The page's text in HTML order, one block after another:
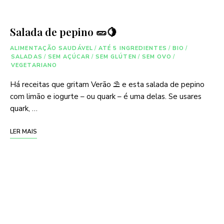
Salada de pepino 🥒🍋
ALIMENTAÇÃO SAUDÁVEL / ATÉ 5 INGREDIENTES / BIO /
SALADAS / SEM AÇÚCAR / SEM GLÚTEN / SEM OVO /
VEGETARIANO
Há receitas que gritam Verão ⛱ e esta salada de pepino
com limão e iogurte – ou quark – é uma delas. Se usares
quark, …
LER MAIS